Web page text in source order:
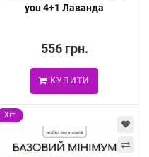
you 4+1 Лаванда
556 грн.
КУПИТИ
Хіт